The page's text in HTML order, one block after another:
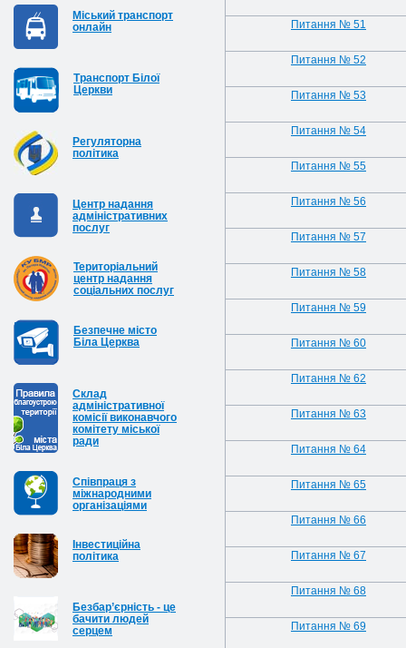
Міський транспорт
онлайн
Транспорт Білої
Церкви
Регуляторна
політика
Центр надання
адміністративних
послуг
Територіальний
центр надання
соціальних послуг
Безпечне місто
Біла Церква
Cклад
адміністративної
комісії виконавчого
комітету міської
ради
Співпраця з
міжнародними
організаціями
Інвестиційна
політика
Безбар’єрність - це
бачити людей
серцем
Питання № 51
Питання № 52
Питання № 53
Питання № 54
Питання № 55
Питання № 56
Питання № 57
Питання № 58
Питання № 59
Питання № 60
Питання № 62
Питання № 63
Питання № 64
Питання № 65
Питання № 66
Питання № 67
Питання № 68
Питання № 69